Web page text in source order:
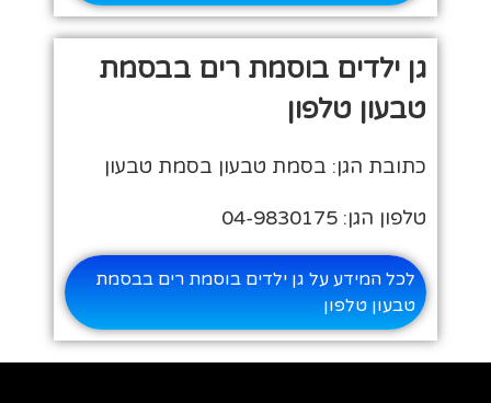
גן ילדים בוסמת רים בבסמת
טבעון טלפון
כתובת הגן: בסמת טבעון בסמת טבעון
טלפון הגן: 04-9830175
לכל המידע על גן ילדים בוסמת רים בבסמת
טבעון טלפון